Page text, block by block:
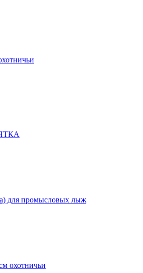
для промысловых лыж
охотничьи